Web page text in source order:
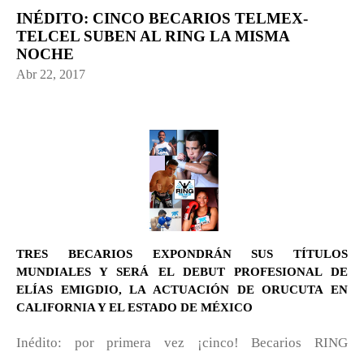
INÉDITO: CINCO BECARIOS TELMEX-
TELCEL SUBEN AL RING LA MISMA
NOCHE
Abr 22, 2017
TRES BECARIOS EXPONDRÁN SUS TÍTULOS
MUNDIALES Y SERÁ EL DEBUT PROFESIONAL DE
ELÍAS EMIGDIO, LA ACTUACIÓN DE ORUCUTA EN
CALIFORNIA Y EL ESTADO DE MÉXICO
Inédito: por primera vez ¡cinco! Becarios RING